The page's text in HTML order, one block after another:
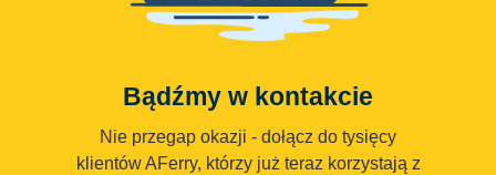
Bądźmy w kontakcie
Nie przegap okazji - dołącz do tysięcy
klientów AFerry, którzy już teraz korzystają z